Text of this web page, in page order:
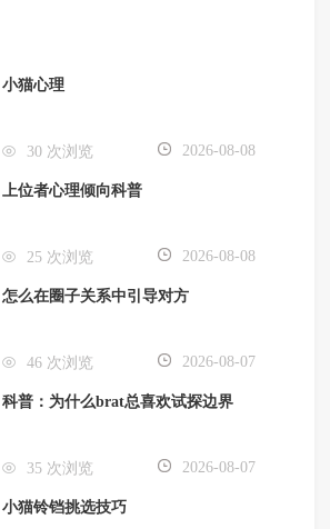
小猫心理
30 次浏览 2026-08-08
上位者心理倾向科普
25 次浏览 2026-08-08
怎么在圈子关系中引导对方
46 次浏览 2026-08-07
科普：为什么brat总喜欢试探边界
35 次浏览 2026-08-07
小猫铃铛挑选技巧